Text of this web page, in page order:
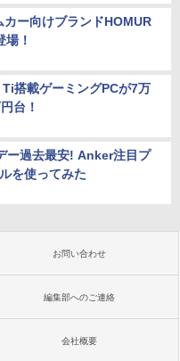
カー向けブランドHOMUR
！
搭載ゲーミングPCが7万
台！
ー過去最安! Anker注目プ
を使ってみた
お問い合わせ
編集部へのご連絡
会社概要